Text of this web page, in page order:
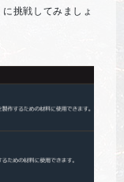
挑戦してみましょ